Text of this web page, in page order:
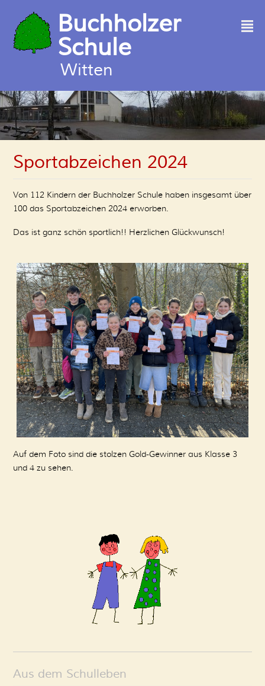
Buchholzer
Schule
Witten
²
Sportabzeichen 2024
Von 112 Kindern der Buchholzer Schule haben insgesamt über
100 das Sportabzeichen 2024 erworben.
Das ist ganz schön sportlich!! Herzlichen Glückwunsch!
Auf dem Foto sind die stolzen Gold-Gewinner aus Klasse 3
und 4 zu sehen.
Aus dem Schulleben